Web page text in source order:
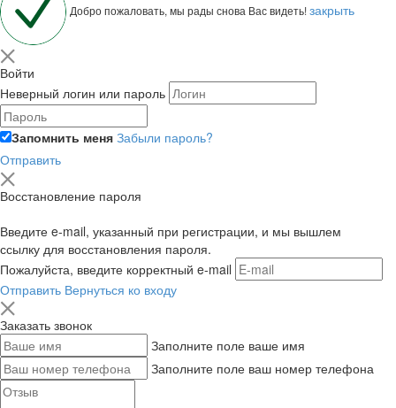
Добро пожаловать, мы рады снова Вас видеть!закрыть
Войти
Неверный логин или пароль
Запомнить меня Забыли пароль?
Отправить
Восстановление пароля
Введите e-mail, указанный при регистрации, и мы вышлем
ссылку для восстановления пароля.
Пожалуйста, введите корректный e-mail
Отправить Вернуться ко входу
Заказать звонок
Заполните поле ваше имя
Заполните поле ваш номер телефона